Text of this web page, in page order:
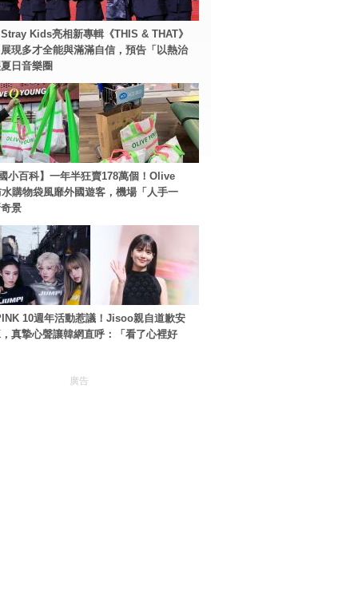
Kids亮相新專輯《THIS & THAT》
現多才全能與滿滿自信，預告「以熱治
日音樂圈
小百科】一年半狂賣178萬個！Olive
購物袋風靡外國遊客，機場「人手一
景
10週年活動惹議！Jisoo親自道歉安
真摯心聲讓韓網直呼：「看了心裡好
廣告